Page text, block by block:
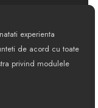
experienta
de acord cu toate
privind modulele